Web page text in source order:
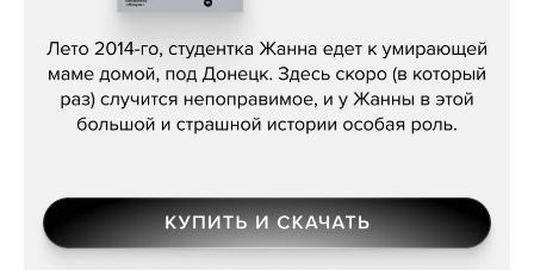
Сергей Лебедев, «Белая дама»